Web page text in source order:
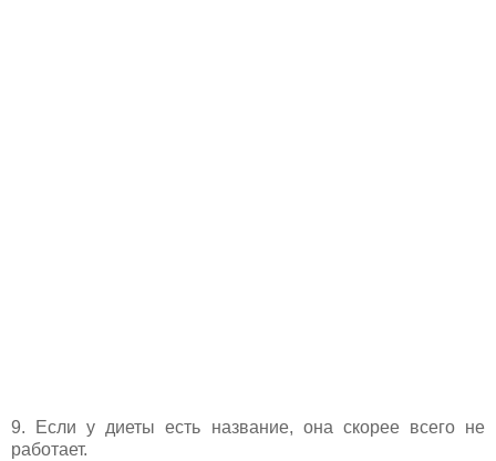
9. Если у диеты есть название, она скорее всего не
работает.